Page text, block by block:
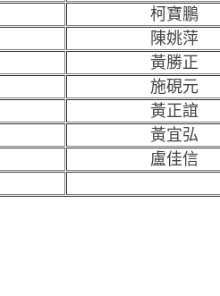
柯寶鵬
陳姚萍
黃勝正
施硯元
黃正誼
黃宜弘
盧佳信